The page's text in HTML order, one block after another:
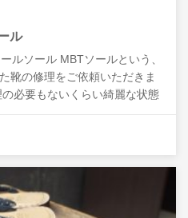
ル
ルソール MBTソールという、
靴の修理をご依頼いただきま
必要もないくらい綺麗な状態